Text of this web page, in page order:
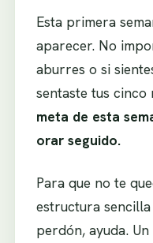
Esta primera
aparecer. No
aburres o si
sentaste tus cinco
meta de esta
orar seguido.
Para que no te
estructura
perdón, ayuda.